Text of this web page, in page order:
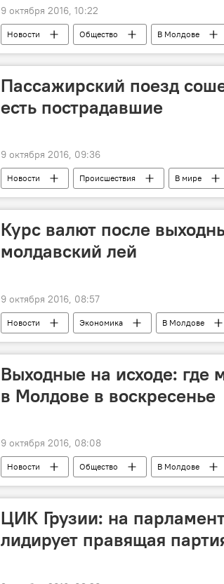
9 октября 2016, 10:22
Новости Общество В Молдове
Дорин Киртоакэ
Анишоара Логин
Пассажирский поезд
есть пострадавшие
9 октября 2016, 09:36
Новости Происшествия В мире
поезд
Курс валют после
молдавский лей
9 октября 2016, 08:57
Новости Экономика В Молдове
министерство экономики
молдавский лей
Выходные на исходе: где
в Молдове в воскресенье
9 октября 2016, 08:08
Новости Общество В Молдове
Футбол
фестиваль
ЦИК Грузии: на
лидирует правящая